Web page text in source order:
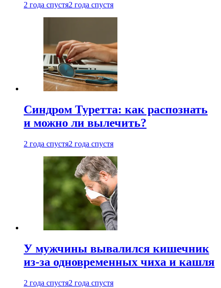
2 года спустя2 года спустя
Синдром Туретта: как распознать
и можно ли вылечить?
2 года спустя2 года спустя
У мужчины вывалился кишечник
из-за одновременных чиха и кашля
2 года спустя2 года спустя